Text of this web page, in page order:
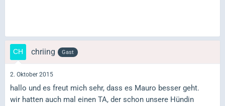
chriing Gast
2. Oktober 2015
hallo und es freut mich sehr, dass es Mauro besser geht.
wir hatten auch mal einen TA, der schon unsere Hündin